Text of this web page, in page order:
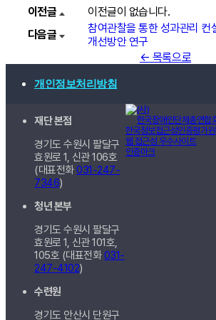
이전글
이전글이 없습니다.
다음글
참여관찰을 통한 성과관리 컨
개선방안 연구
← 목록으로
개인정보처리방침
재단 본점
경기도 수원시 팔달구
효원로 1, 신관106호
(대표전화031-247-
7346)
청년 본부
경기도 수원시 팔달구
효원로 1, 신관101호,
105호 (대표전화031-
247-4102)
수련원
경기도 안산시 단원구